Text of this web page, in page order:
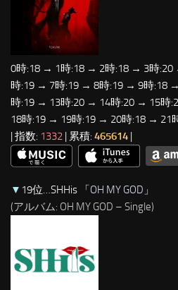
0時:18 → 1時:18 → 2時:18 → 3時
時:19 → 7時:19 → 8時:19 → 9時:18
時:19 → 13時:20 → 14時:20 → 15時
18時:19 → 19時:19 → 20時:18 → 21
| 指数: 1332 | 累積: 465614 |
▼ 19位…SHHis 「OH MY GOD 」
(アルバム: OH MY GOD – Single)